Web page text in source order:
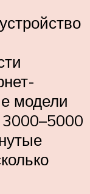
модели
3000–5000